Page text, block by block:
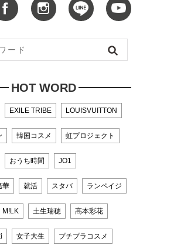
HOT WORD
EXILE TRIBE LOUISVUITTON
韓国コスメ 虹プロジェクト
おうち時間 JO1
華 就活 スタバ ランペイジ
M!LK 土生瑞穂 高本彩花
女子大生 プチプラコスメ